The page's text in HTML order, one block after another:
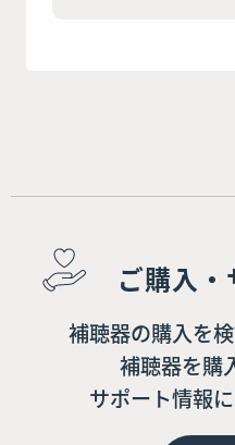
ご購入
補聴器の購入を
補聴器を購
サポート情報